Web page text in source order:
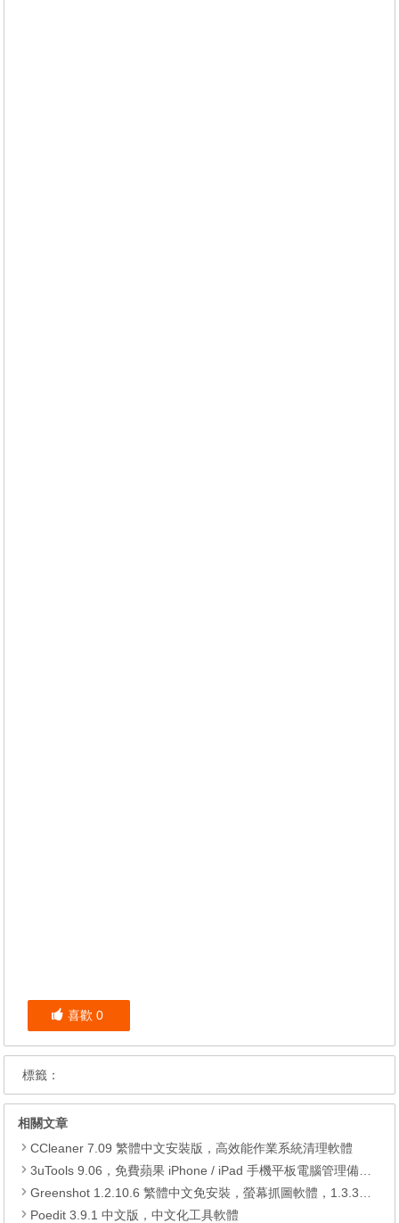
喜歡 0
標籤：
相關文章
CCleaner 7.09 繁體中文安裝版，高效能作業系統清理軟體
3uTools 9.06，免費蘋果 iPhone / iPad 手機平板電腦管理備份還原軟體
Greenshot 1.2.10.6 繁體中文免安裝，螢幕抓圖軟體，1.3.315 安裝版
Poedit 3.9.1 中文版，中文化工具軟體